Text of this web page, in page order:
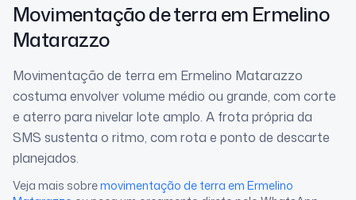
Movimentação de terra em Ermelino
Matarazzo
Movimentação de terra em Ermelino Matarazzo
costuma envolver volume médio ou grande, com corte
e aterro para nivelar lote amplo. A frota própria da
SMS sustenta o ritmo, com rota e ponto de descarte
planejados.
Veja mais sobremovimentação de terra em Ermelino